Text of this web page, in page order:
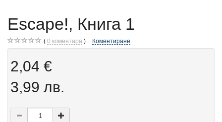
Escape!, Книга 1
0 коментара Коментиране
2,04 €
3,99 лв.